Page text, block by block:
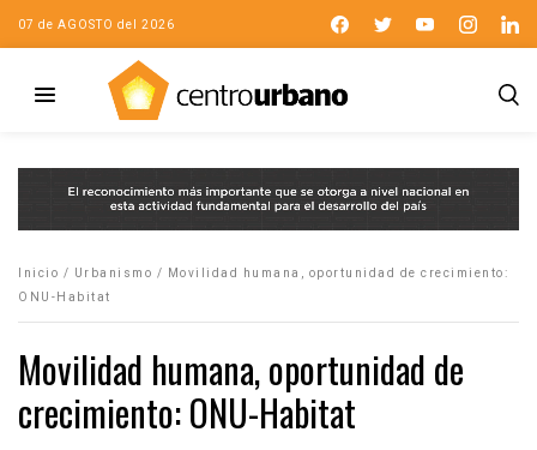
07 de AGOSTO del 2026
Inicio / Urbanismo /
Movilidad humana, oportunidad de crecimiento:
ONU-Habitat
Movilidad humana, oportunidad de
crecimiento: ONU-Habitat